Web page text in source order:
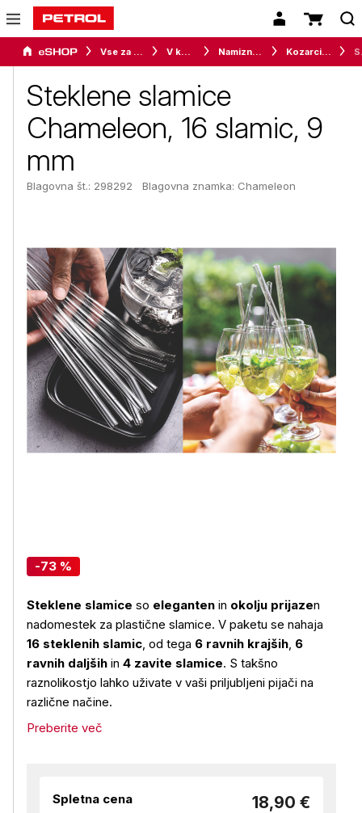
Vse za dom V kuhinji Namizni program Kozarci, skodelice in lončki
Steklene slamice
Chameleon, 16 slamic, 9
mm
Blagovna št.: 298292 Blagovna znamka: Chameleon
-73 %
Steklene slamice so eleganten in okolju prijazen
nadomestek za plastične slamice. V paketu se nahaja
16 steklenih slamic, od tega 6 ravnih krajših, 6
ravnih daljših in 4 zavite slamice. S takšno
raznolikostjo lahko uživate v vaši priljubljeni pijači na
različne načine.
Preberite več
Spletna cena 18,90 €